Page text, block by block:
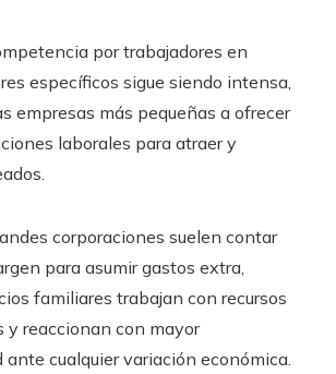
por trabajadores en
específicos sigue siendo intensa,
empresas más pequeñas a ofrecer
laborales para atraer y
corporaciones suelen contar
para asumir gastos extra,
familiares trabajan con recursos
y reaccionan con mayor
cualquier variación económica.